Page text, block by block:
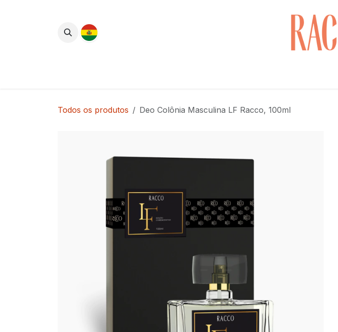
Todos os produtos Deo Colônia Masculina LF Racco, 100ml